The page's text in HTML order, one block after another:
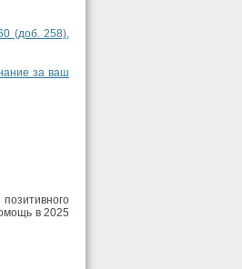
(доб. 258),
за ваш
в 2025